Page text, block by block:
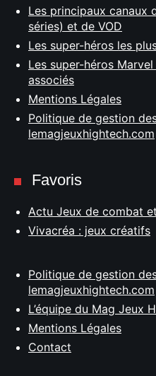
Les principaux canaux
séries) et de VOD
Les super-héros les
Les super-héros
associés
Mentions Légales
Politique de gestion
lemagjeuxhightech.com
Favoris
Actu Jeux de combat
Vivacréa : jeux créatifs
Politique de gestion
lemagjeuxhightech.com
L’équipe du Mag Jeux
Mentions Légales
Contact